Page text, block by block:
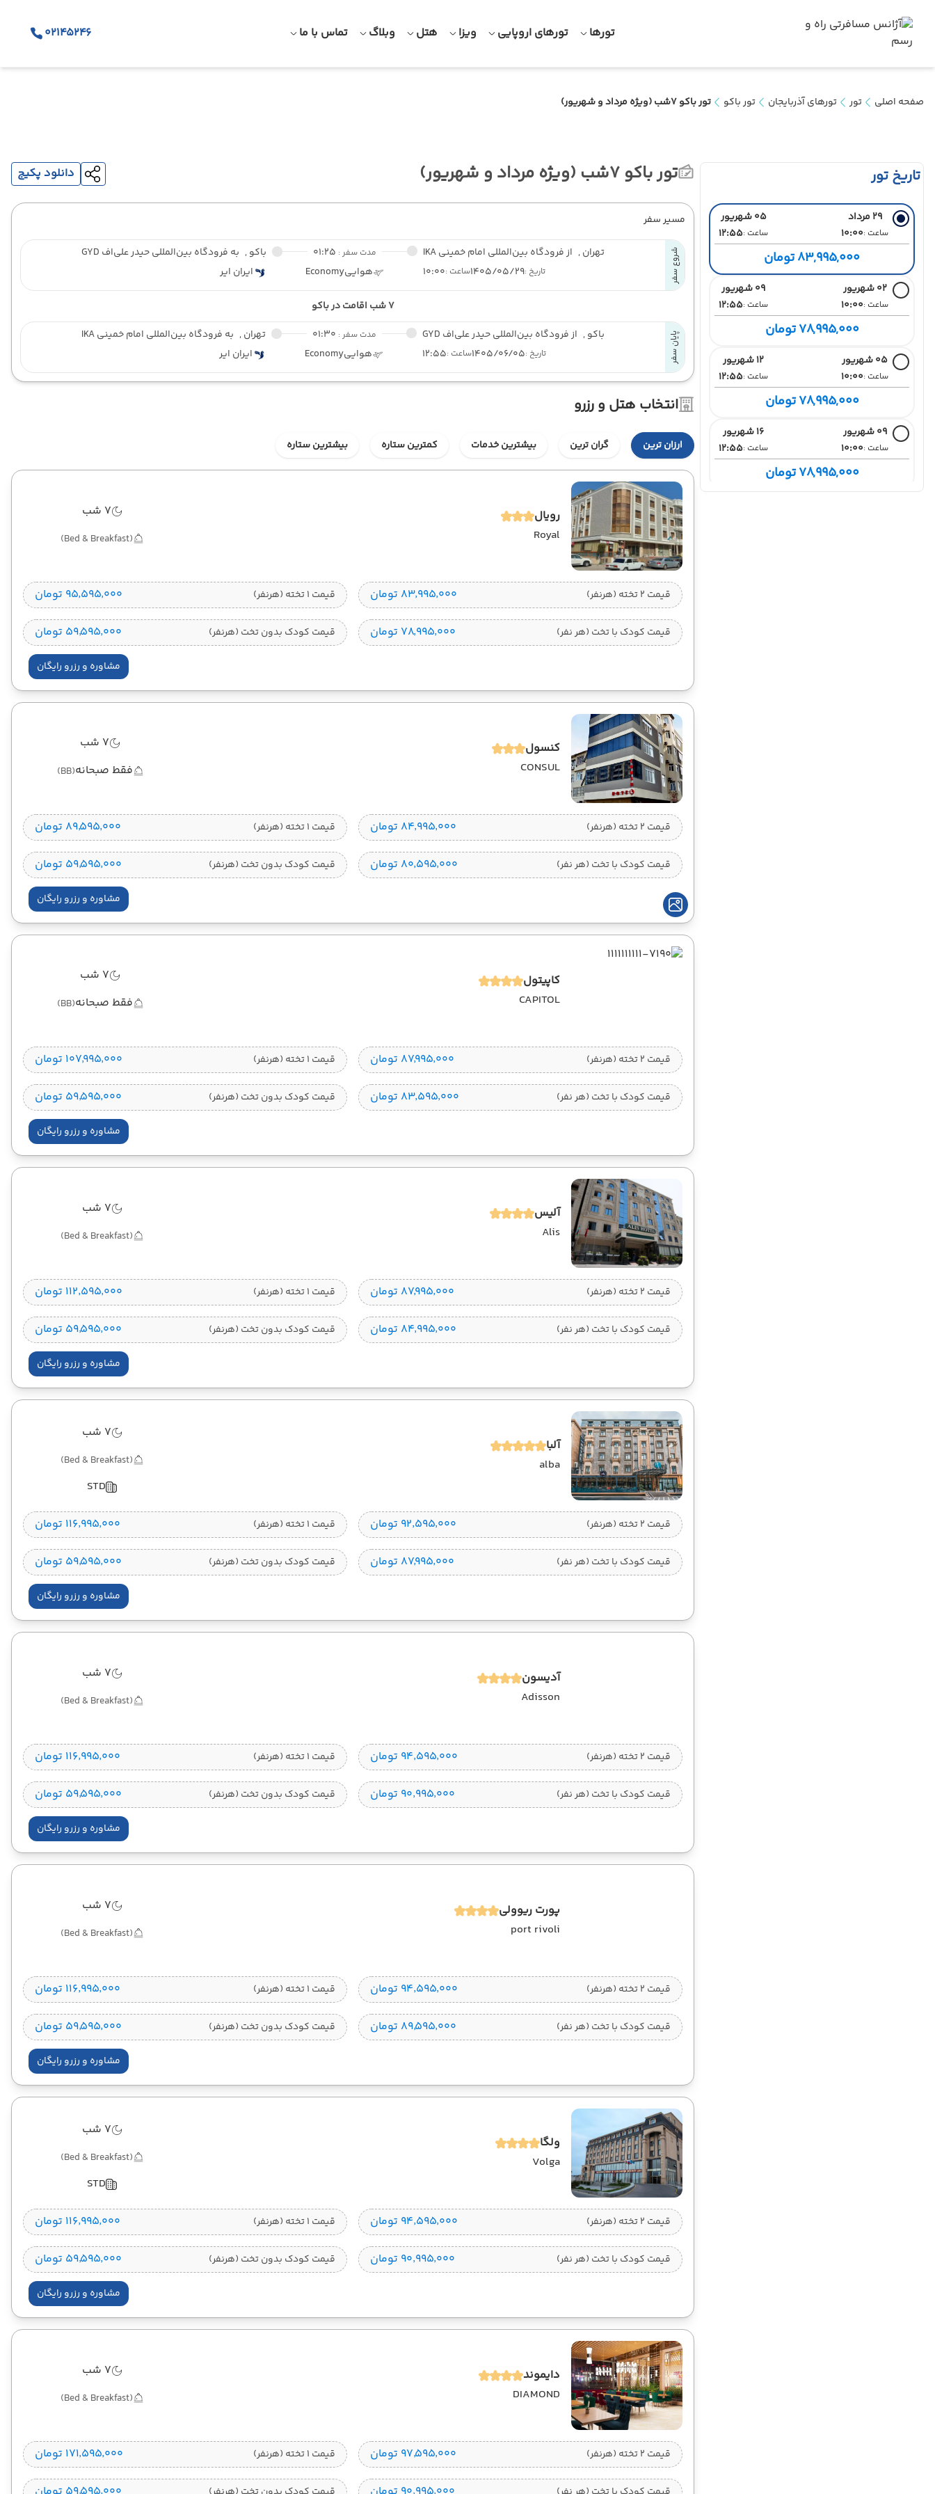
تورها تورهای اروپایی ویزا هتل وبلاگ تماس با ما 02145246
صفحه اصلی تور تورهای آذربایجان تور باکو تور باکو 7شب (ویژه مرداد و شهریور)
تاریخ تور
29 مرداد
ساعت :10:00
05 شهریور
ساعت :12:55
83,995,000 تومان
02 شهریور
ساعت :10:00
09 شهریور
ساعت :12:55
78,995,000 تومان
05 شهریور
ساعت :10:00
12 شهریور
ساعت :12:55
78,995,000 تومان
09 شهریور
ساعت :10:00
16 شهریور
ساعت :12:55
78,995,000 تومان
تور باکو 7شب (ویژه مرداد و شهریور) دانلود پکیج
مسیر سفر
شروع سفر تهران , از فرودگاه بین‌المللی امام خمینی IKA
تاریخ :1405/05/29ساعت :10:00
مدت سفر : 01:25
هواییEconomy
باکو , به فرودگاه بین‌المللی حیدر علی‌اف GYD
ایران ایر
7 شب اقامت در باکو
پایان سفر باکو , از فرودگاه بین‌المللی حیدر علی‌اف GYD
تاریخ :1405/06/05ساعت :12:55
مدت سفر : 01:30
هواییEconomy
تهران , به فرودگاه بین‌المللی امام خمینی IKA
ایران ایر
انتخاب هتل و رزرو
ارزان ترین گران ترین بیشترین خدمات کمترین ستاره بیشترین ستاره
رویال
Royal
7 شب
(Bed & Breakfast)
قیمت 2 تخته (هرنفر) ۸۳٬۹۹۵٬۰۰۰ تومان قیمت 1 تخته (هرنفر) ۹۵٬۵۹۵٬۰۰۰ تومان
قیمت کودک با تخت (هر نفر) ۷۸٬۹۹۵٬۰۰۰ تومان قیمت کودک بدون تخت (هرنفر) ۵۹٬۵۹۵٬۰۰۰ تومان
مشاوره و رزرو رایگان
کنسول
CONSUL
7 شب
فقط صبحانه(BB)
قیمت 2 تخته (هرنفر) ۸۴٬۹۹۵٬۰۰۰ تومان قیمت 1 تخته (هرنفر) ۸۹٬۵۹۵٬۰۰۰ تومان
قیمت کودک با تخت (هر نفر) ۸۰٬۵۹۵٬۰۰۰ تومان قیمت کودک بدون تخت (هرنفر) ۵۹٬۵۹۵٬۰۰۰ تومان
مشاوره و رزرو رایگان
کاپیتول
CAPITOL
7 شب
فقط صبحانه(BB)
قیمت 2 تخته (هرنفر) ۸۷٬۹۹۵٬۰۰۰ تومان قیمت 1 تخته (هرنفر) ۱۰۷٬۹۹۵٬۰۰۰ تومان
قیمت کودک با تخت (هر نفر) ۸۳٬۵۹۵٬۰۰۰ تومان قیمت کودک بدون تخت (هرنفر) ۵۹٬۵۹۵٬۰۰۰ تومان
مشاوره و رزرو رایگان
آلیس
Alis
7 شب
(Bed & Breakfast)
قیمت 2 تخته (هرنفر) ۸۷٬۹۹۵٬۰۰۰ تومان قیمت 1 تخته (هرنفر) ۱۱۲٬۵۹۵٬۰۰۰ تومان
قیمت کودک با تخت (هر نفر) ۸۴٬۹۹۵٬۰۰۰ تومان قیمت کودک بدون تخت (هرنفر) ۵۹٬۵۹۵٬۰۰۰ تومان
مشاوره و رزرو رایگان
آلبا
alba
7 شب
(Bed & Breakfast)
STD
قیمت 2 تخته (هرنفر) ۹۲٬۵۹۵٬۰۰۰ تومان قیمت 1 تخته (هرنفر) ۱۱۶٬۹۹۵٬۰۰۰ تومان
قیمت کودک با تخت (هر نفر) ۸۷٬۹۹۵٬۰۰۰ تومان قیمت کودک بدون تخت (هرنفر) ۵۹٬۵۹۵٬۰۰۰ تومان
مشاوره و رزرو رایگان
آدیسون
Adisson
7 شب
(Bed & Breakfast)
قیمت 2 تخته (هرنفر) ۹۴٬۵۹۵٬۰۰۰ تومان قیمت 1 تخته (هرنفر) ۱۱۶٬۹۹۵٬۰۰۰ تومان
قیمت کودک با تخت (هر نفر) ۹۰٬۹۹۵٬۰۰۰ تومان قیمت کودک بدون تخت (هرنفر) ۵۹٬۵۹۵٬۰۰۰ تومان
مشاوره و رزرو رایگان
پورت ریوولی
port rivoli
7 شب
(Bed & Breakfast)
قیمت 2 تخته (هرنفر) ۹۴٬۵۹۵٬۰۰۰ تومان قیمت 1 تخته (هرنفر) ۱۱۶٬۹۹۵٬۰۰۰ تومان
قیمت کودک با تخت (هر نفر) ۸۹٬۵۹۵٬۰۰۰ تومان قیمت کودک بدون تخت (هرنفر) ۵۹٬۵۹۵٬۰۰۰ تومان
مشاوره و رزرو رایگان
ولگا
Volga
7 شب
(Bed & Breakfast)
STD
قیمت 2 تخته (هرنفر) ۹۴٬۵۹۵٬۰۰۰ تومان قیمت 1 تخته (هرنفر) ۱۱۶٬۹۹۵٬۰۰۰ تومان
قیمت کودک با تخت (هر نفر) ۹۰٬۹۹۵٬۰۰۰ تومان قیمت کودک بدون تخت (هرنفر) ۵۹٬۵۹۵٬۰۰۰ تومان
مشاوره و رزرو رایگان
دایموند
DIAMOND
7 شب
(Bed & Breakfast)
قیمت 2 تخته (هرنفر) ۹۷٬۵۹۵٬۰۰۰ تومان قیمت 1 تخته (هرنفر) ۱۷۱٬۵۹۵٬۰۰۰ تومان